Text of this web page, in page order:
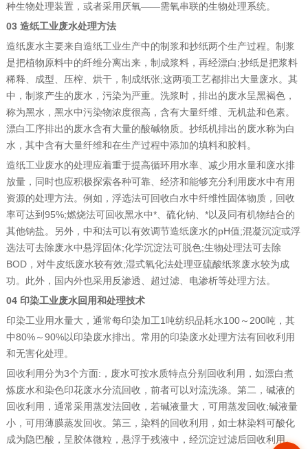
种生物处理装置，或者采用厌氧——需氧串联的生物处理系统。
03 造纸工业废水处理方法
造纸废水主要来自造纸工业生产中的制浆和抄纸两个生产过程。制浆
是把植物原料中的纤维分离出来，制成浆料，再经漂白;抄纸是把浆料
稀释、成型、压榨、烘干，制成纸张;这两项工艺都排出大量废水。其
中，制浆产生的废水，污染为严重。洗浆时，排出的废水呈黑褐色，
称为黑水，黑水中污染物浓度很高，含有大量纤维、无机盐和色素。
漂白工序排出的废水含有大量的酸碱物质。抄纸机排出的废水称为白
水，其中含有大量纤维和在生产过程中添加的填料和胶料。
造纸工业废水的处理应着重于提高循环用水率、减少用水量和废水排
放量，同时也应积极探索各种可靠、经济和能够充分利用废水中有用
资源的处理方法。例如，浮选法可回收白水中纤维性固体物质，回收
率可达到95%;燃烧法可回收黑水中*、硫化钠、*以及同有机物结合的
其他钠盐。另外，中和法可以有效调节造纸废水的pH值;混凝沉淀或浮
选法可去除废水中悬浮固体;化学沉淀法可脱色;生物处理法可去除
BOD，对牛皮纸废水较有效;湿式氧化法处理亚硫酸纸浆废水较为成
功。此外，国内外也采用反渗透、超过滤、电渗析等处理方法。
04 印染工业废水回用和处理技术
印染工业用水量大，通常每印染加工1吨纺织品耗水100～200吨，其
中80%～90%以印染废水排出。常用的印染废水处理方法有回收利用
和无害化处理。
回收利用分为3个方面:，废水可按水质特点分别回收利用，如漂白煮
炼废水和染色印花废水分流回收，前者可以对流洗涤。第二，碱液的
回收利用，通常采用蒸发法回收，若碱液量大，可用蒸发回收;碱液量
小，可用薄膜蒸发回收。第三，染料的回收利用，如士林染料可酸化
成为隐巴酸，呈胶体微粒，悬浮于残液中，经沉淀过滤后回收利用。